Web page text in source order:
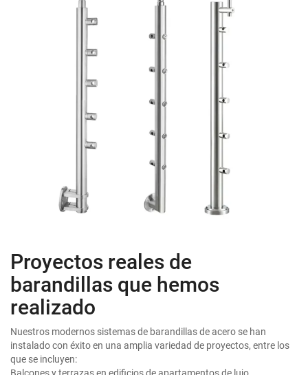
Proyectos reales de
barandillas que hemos
realizado
Nuestros modernos sistemas de barandillas de acero se han
instalado con éxito en una amplia variedad de proyectos, entre los
que se incluyen: